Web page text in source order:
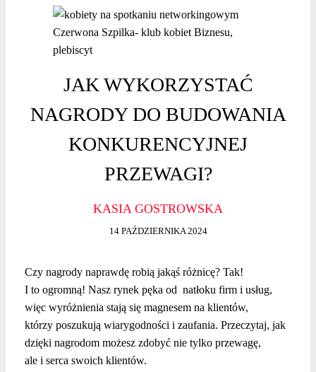
JAK WYKORZYSTAĆ
NAGRODY DO BUDOWANIA
KONKURENCYJNEJ
PRZEWAGI?
KASIA GOSTROWSKA
14 PAŹDZIERNIKA 2024
Czy nagrody naprawdę robią jakąś różnicę? Tak!
I to ogromną! Nasz rynek pęka od natłoku firm i usług,
więc wyróżnienia stają się magnesem na klientów,
którzy poszukują wiarygodności i zaufania. Przeczytaj, jak
dzięki nagrodom możesz zdobyć nie tylko przewagę,
ale i serca swoich klientów.